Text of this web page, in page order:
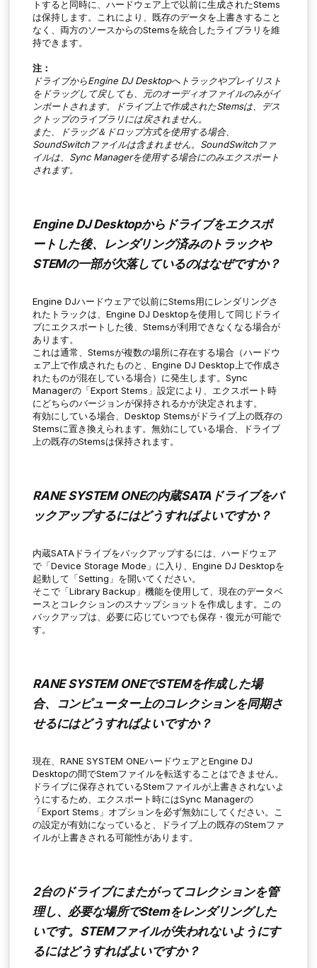
トすると同時に、ハードウェア上で以前に生成されたStems
は保持します。これにより、既存のデータを上書きすること
なく、両方のソースからのStemsを統合したライブラリを維
持できます。
注：
ドライブからEngine DJ Desktopへトラックやプレイリスト
をドラッグして戻しても、元のオーディオファイルのみがイ
ンポートされます。ドライブ上で作成されたStemsは、デス
クトップのライブラリには戻されません。
また、ドラッグ＆ドロップ方式を使用する場合、
SoundSwitchファイルは含まれません。SoundSwitchファ
イルは、Sync Managerを使用する場合にのみエクスポート
されます。
Engine DJ Desktopからドライブをエクスポ
ートした後、レンダリング済みのトラックや
STEMの一部が欠落しているのはなぜですか？
Engine DJハードウェアで以前にStems用にレンダリングさ
れたトラックは、Engine DJ Desktopを使用して同じドライ
ブにエクスポートした後、Stemsが利用できなくなる場合が
あります。
これは通常、Stemsが複数の場所に存在する場合（ハードウ
ェア上で作成されたものと、Engine DJ Desktop上で作成さ
れたものが混在している場合）に発生します。Sync
Managerの「Export Stems 」設定により、エクスポート時
にどちらのバージョンが保持されるかが決定されます。
有効にしている場合、Desktop Stemsがドライブ上の既存の
Stemsに置き換えられます。無効にしている場合、ドライブ
上の既存のStemsは保持されます。
RANE SYSTEM ONEの内蔵SATAドライブをバ
ックアップするにはどうすればよいですか？
内蔵SATAドライブをバックアップするには、ハードウェア
で「Device Storage Mode 」に入り、Engine DJ Desktopを
起動して「Setting」を開いてください。
そこで「Library Backup 」機能を使用して、現在のデータベ
ースとコレクションのスナップショットを作成します。この
バックアップは、必要に応じていつでも保存・復元が可能で
す。
RANE SYSTEM ONEでSTEMを作成した場
合、コンピューター上のコレクションを同期さ
せるにはどうすればよいですか？
現在、RANE SYSTEM ONEハードウェアとEngine DJ
Desktopの間でStemファイルを転送することはできません。
ドライブに保存されているStemファイルが上書きされないよ
うにするため、エクスポート時にはSync Managerの
「Export Stems 」オプションを必ず無効にしてください。こ
の設定が有効になっていると、ドライブ上の既存のStemファ
イルが上書きされる可能性があります。
2台のドライブにまたがってコレクションを管
理し、必要な場所でStemをレンダリングした
いです。STEMファイルが失われないようにす
るにはどうすればよいですか？